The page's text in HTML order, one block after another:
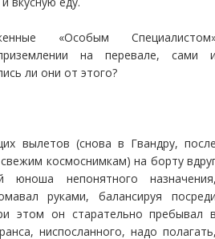
«Особым
на перевале, сами
ли они от этого?
вылетов (снова в Гвандру,
космоснимкам) на борту
юноша непонятного
руками, балансируя
этом он старательно пребывал
ниспосланного, надо